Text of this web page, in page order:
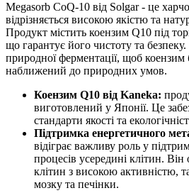
Megasorb CoQ-10 від Solgar - це
відрізняється високою якістю та
Продукт містить коензим Q10 під
що гарантує його чистоту та
природної ферментації, щоб
наближений до природних умов.
Коензим Q10 від Kaneka:
виготовлений у Японії. Це
стандарти якості та
Підтримка енергетичного
відіграє важливу роль у
процесів усередині клітин.
клітин з високою активністю,
мозку та печінки.